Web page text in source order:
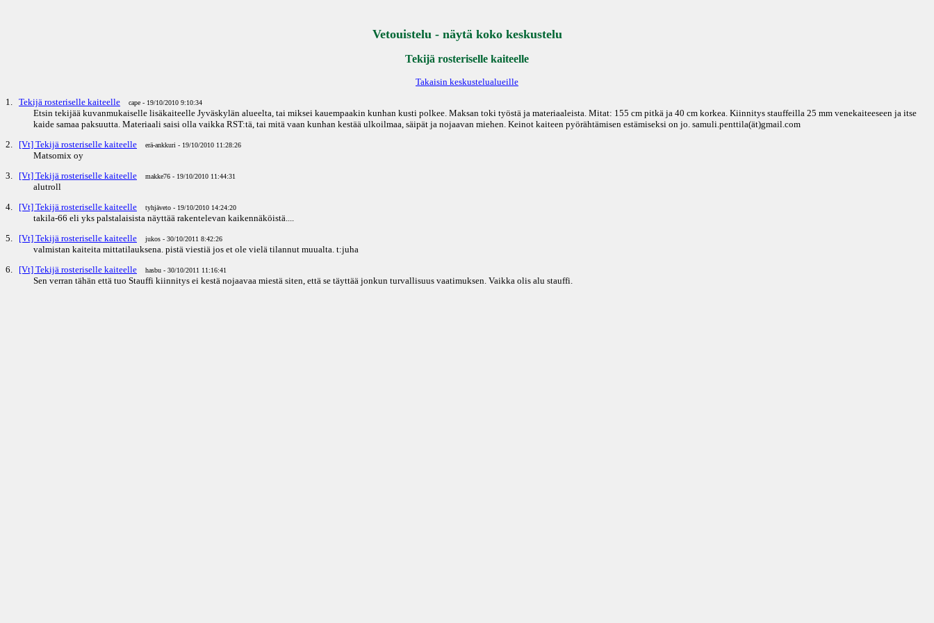
Vetouistelu - näytä koko keskustelu
Tekijä rosteriselle kaiteelle
Takaisin keskustelualueille
1.
Tekijä rosteriselle kaiteelle cape - 19/10/2010 9:10:34
Etsin tekijää kuvanmukaiselle lisäkaiteelle Jyväskylän alueelta, tai miksei kauempaakin kunhan kusti polkee. Maksan toki työstä ja materiaaleista. Mitat: 155 cm pitkä ja 40 cm korkea. Kiinnitys stauffeilla 25 mm venekaiteeseen ja itse
kaide samaa paksuutta. Materiaali saisi olla vaikka RST:tä, tai mitä vaan kunhan kestää ulkoilmaa, säipät ja nojaavan miehen. Keinot kaiteen pyörähtämisen estämiseksi on jo. samuli.penttila(ät)gmail.com
2.
[Vt] Tekijä rosteriselle kaiteelle erä-ankkuri - 19/10/2010 11:28:26
Matsomix oy
3.
[Vt] Tekijä rosteriselle kaiteelle makke76 - 19/10/2010 11:44:31
alutroll
4.
[Vt] Tekijä rosteriselle kaiteelle tyhjäveto - 19/10/2010 14:24:20
takila-66 eli yks palstalaisista näyttää rakentelevan kaikennäköistä....
5.
[Vt] Tekijä rosteriselle kaiteelle jukos - 30/10/2011 8:42:26
valmistan kaiteita mittatilauksena. pistä viestiä jos et ole vielä tilannut muualta. t:juha
6.
[Vt] Tekijä rosteriselle kaiteelle hasbu - 30/10/2011 11:16:41
Sen verran tähän että tuo Stauffi kiinnitys ei kestä nojaavaa miestä siten, että se täyttää jonkun turvallisuus vaatimuksen. Vaikka olis alu stauffi.